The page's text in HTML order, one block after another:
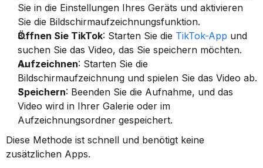
Sie in die Einstellungen Ihres Geräts und aktivieren
Sie die Bildschirmaufzeichnungsfunktion.
Öffnen Sie TikTok: Starten Sie die TikTok-App und
suchen Sie das Video, das Sie speichern möchten.
Aufzeichnen: Starten Sie die
Bildschirmaufzeichnung und spielen Sie das Video ab.
Speichern: Beenden Sie die Aufnahme, und das
Video wird in Ihrer Galerie oder im
Aufzeichnungsordner gespeichert.
Diese Methode ist schnell und benötigt keine
zusätzlichen Apps.